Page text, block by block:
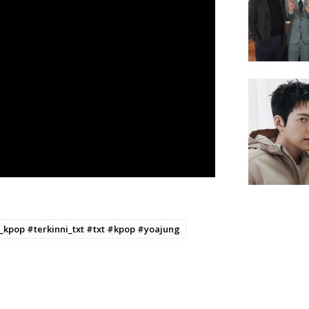
#terkinni_txt #txt #kpop #yoajung